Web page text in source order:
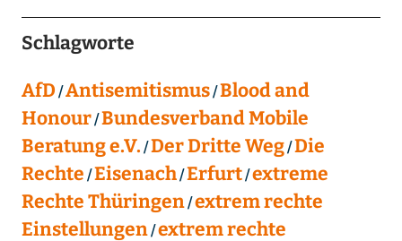
Schlagworte
AfD Antisemitismus Blood and
Honour Bundesverband Mobile
Beratung e.V. Der Dritte Weg Die
Rechte Eisenach Erfurt extreme
Rechte Thüringen extrem rechte
Einstellungen extrem rechte